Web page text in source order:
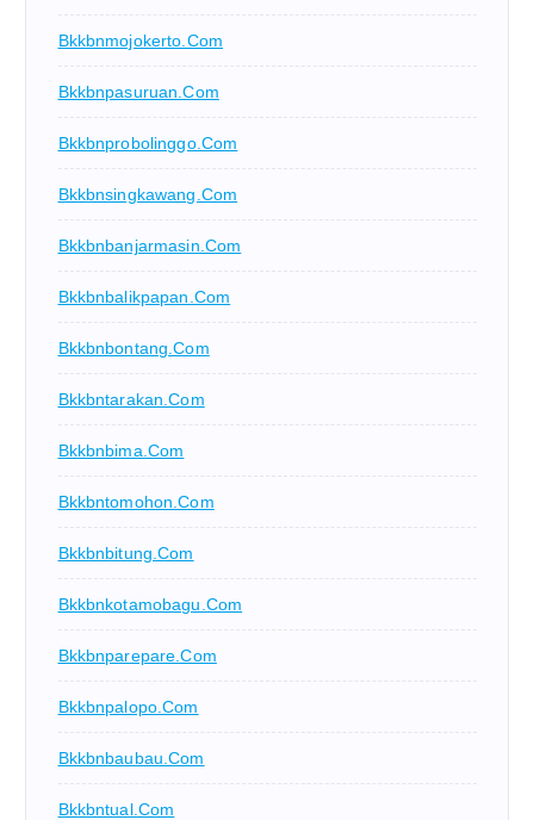
Bkkbnmojokerto.com
Bkkbnpasuruan.com
Bkkbnprobolinggo.com
Bkkbnsingkawang.com
Bkkbnbanjarmasin.com
Bkkbnbalikpapan.com
Bkkbnbontang.com
Bkkbntarakan.com
Bkkbnbima.com
Bkkbntomohon.com
Bkkbnbitung.com
Bkkbnkotamobagu.com
Bkkbnparepare.com
Bkkbnpalopo.com
Bkkbnbaubau.com
Bkkbntual.com